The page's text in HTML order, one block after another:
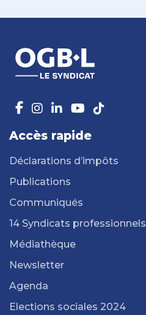
Accès rapide
Déclarations d’impôts
Publications
Communiqués
14 Syndicats professionnels
Médiathèque
Newsletter
Agenda
Elections sociales 2024